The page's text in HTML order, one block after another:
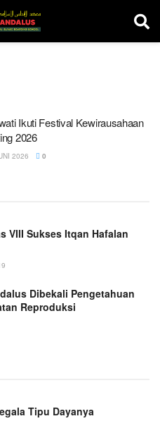
Ikuti Festival Kewirausahaan
2026
2026 0
VIII Sukses Itqan Hafalan
Dibekali Pengetahuan
Reproduksi
Tipu Dayanya